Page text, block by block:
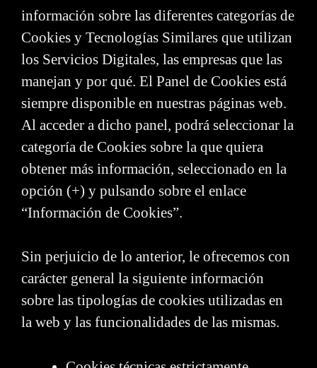
información sobre las diferentes categorías de
Cookies y Tecnologías Similares que utilizan
los Servicios Digitales, las empresas que las
manejan y por qué. El Panel de Cookies está
siempre disponible en nuestras páginas web.
Al acceder a dicho panel, podrá seleccionar la
categoría de Cookies sobre la que quiera
obtener más información, seleccionado en la
opción (+) y pulsando sobre el enlace
“Información de Cookies”.
Sin perjuicio de lo anterior, le ofrecemos con
carácter general la siguiente información
sobre las tipologías de cookies utilizadas en
la web y las funcionalidades de las mismas.